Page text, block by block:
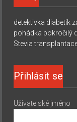
detektivka diabetik
pohádka pokročilý
Stevia
Přihlásit se
Uživatelské jméno